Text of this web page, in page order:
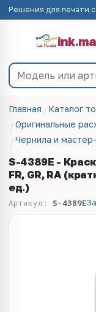
Решения для печати с
ink.
Главная
Каталог
Оригинальные
Чернила и
S-4389E -
FR, GR, RA
ед.)
Артикул: S-4389E